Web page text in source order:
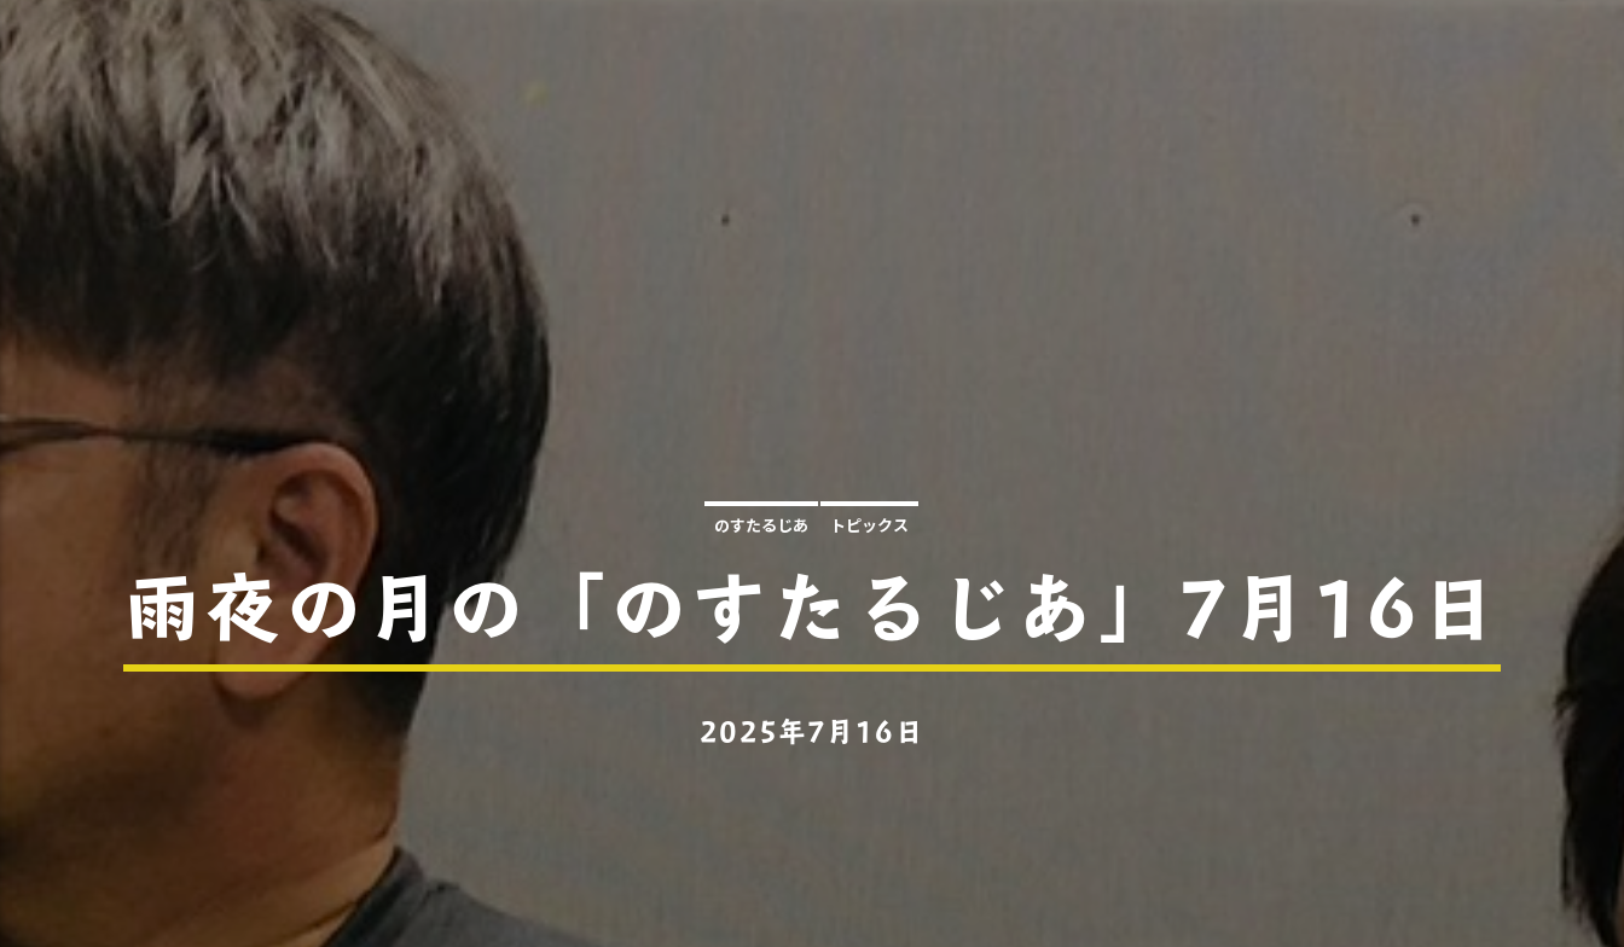
のすたるじあ トピックス
雨夜の月の「のすたるじあ」7月16日
2025年7月16日